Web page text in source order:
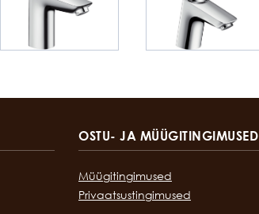
OSTU- JA MÜÜGITINGIMUSED
Müügitingimused
Privaatsustingimused